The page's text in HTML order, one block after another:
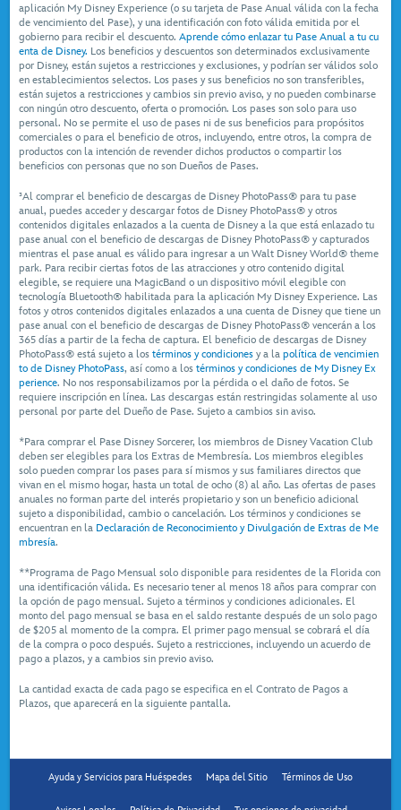
aplicación My Disney Experience (o su tarjeta de Pase Anual válida con la fecha
de vencimiento del Pase), y una identificación con foto válida emitida por el
gobierno para recibir el descuento.Aprende cómo enlazar tu Pase Anual a tu cu
enta de Disney. Los beneficios y descuentos son determinados exclusivamente
por Disney, están sujetos a restricciones y exclusiones, y podrían ser válidos solo
en establecimientos selectos. Los pases y sus beneficios no son transferibles,
están sujetos a restricciones y cambios sin previo aviso, y no pueden combinarse
con ningún otro descuento, oferta o promoción. Los pases son solo para uso
personal. No se permite el uso de pases ni de sus beneficios para propósitos
comerciales o para el beneficio de otros, incluyendo, entre otros, la compra de
productos con la intención de revender dichos productos o compartir los
beneficios con personas que no son Dueños de Pases.
³Al comprar el beneficio de descargas de Disney PhotoPass® para tu pase
anual, puedes acceder y descargar fotos de Disney PhotoPass® y otros
contenidos digitales enlazados a la cuenta de Disney a la que está enlazado tu
pase anual con el beneficio de descargas de Disney PhotoPass® y capturados
mientras el pase anual es válido para ingresar a un Walt Disney World® theme
park. Para recibir ciertas fotos de las atracciones y otro contenido digital
elegible, se requiere una MagicBand o un dispositivo móvil elegible con
tecnología Bluetooth® habilitada para la aplicación My Disney Experience. Las
fotos y otros contenidos digitales enlazados a una cuenta de Disney que tiene un
pase anual con el beneficio de descargas de Disney PhotoPass® vencerán a los
365 días a partir de la fecha de captura. El beneficio de descargas de Disney
PhotoPass® está sujeto a lostérminos y condiciones y a lapolítica de vencimien
to de Disney PhotoPass, así como a lostérminos y condiciones de My Disney Ex
perience. No nos responsabilizamos por la pérdida o el daño de fotos. Se
requiere inscripción en línea. Las descargas están restringidas solamente al uso
personal por parte del Dueño de Pase. Sujeto a cambios sin aviso.
*Para comprar el Pase Disney Sorcerer, los miembros de Disney Vacation Club
deben ser elegibles para los Extras de Membresía. Los miembros elegibles
solo pueden comprar los pases para sí mismos y sus familiares directos que
vivan en el mismo hogar, hasta un total de ocho (8) al año. Las ofertas de pases
anuales no forman parte del interés propietario y son un beneficio adicional
sujeto a disponibilidad, cambio o cancelación. Los términos y condiciones se
encuentran en la Declaración de Reconocimiento y Divulgación de Extras de Me
mbresía.
**Programa de Pago Mensual solo disponible para residentes de la Florida con
una identificación válida. Es necesario tener al menos 18 años para comprar con
la opción de pago mensual. Sujeto a términos y condiciones adicionales. El
monto del pago mensual se basa en el saldo restante después de un solo pago
de $205 al momento de la compra. El primer pago mensual se cobrará el día
de la compra o poco después. Sujeto a restricciones, incluyendo un acuerdo de
pago a plazos, y a cambios sin previo aviso.
La cantidad exacta de cada pago se especifica en el Contrato de Pagos a
Plazos, que aparecerá en la siguiente pantalla.
Ayuda y Servicios para Huéspedes Mapa del Sitio Términos de Uso